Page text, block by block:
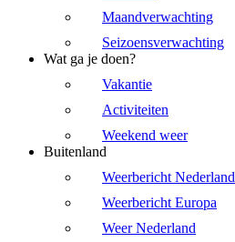
Maandverwachting
Seizoensverwachting
Wat ga je doen?
Vakantie
Activiteiten
Weekend weer
Buitenland
Weerbericht Nederland
Weerbericht Europa
Weer Nederland